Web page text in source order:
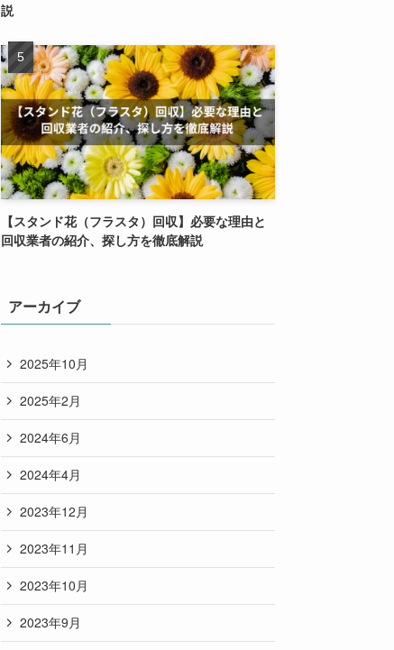
説
【スタンド花（フラスタ）回収】必要な理由と
回収業者の紹介、探し方を徹底解説
アーカイブ
2025年10月
2025年2月
2024年6月
2024年4月
2023年12月
2023年11月
2023年10月
2023年9月